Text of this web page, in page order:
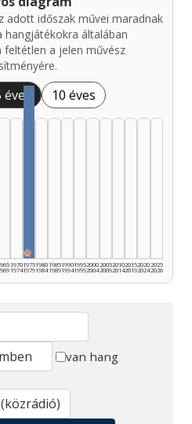
adott időszak művei maradnak
hangjátékokra általában
a jelen művész
10 éves
1970
1974
★
1975
1979
1980
1984
1985
1989
1990
1994
1995
1999
2000
2004
2005
2009
2010
2014
2015
2019
2020
2024
2025
2026
van hang